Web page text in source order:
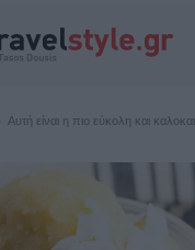
Αυτή είναι η πιο εύκολη και